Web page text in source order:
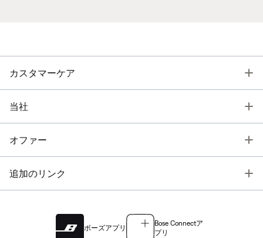
カスタマーケア
当社
オファー
追加のリンク
ボーズアプリ
Bose Connectア
プリ